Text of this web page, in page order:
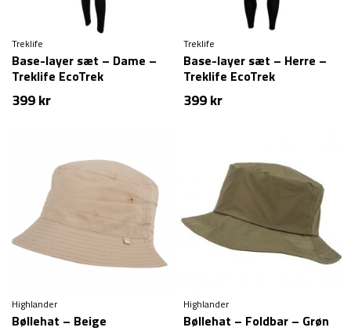
Treklife
Base-layer sæt – Dame –
Treklife EcoTrek
399kr
Treklife
Base-layer sæt – Herre –
Treklife EcoTrek
399kr
Highlander
Bøllehat – Beige
Highlander
Bøllehat – Foldbar – Grøn